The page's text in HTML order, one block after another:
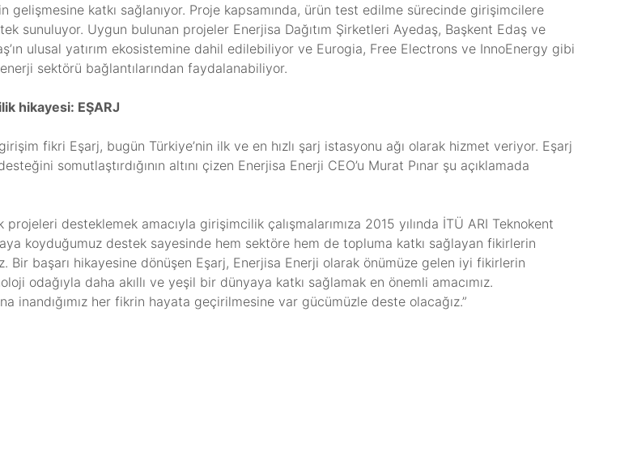
gelişmesine katkı sağlanıyor. Proje kapsamında, ürün test edilme sürecinde girişimcilere
sunuluyor. Uygun bulunan projeler Enerjisa Dağıtım Şirketleri Ayedaş, Başkent Edaş ve
ulusal yatırım ekosistemine dahil edilebiliyor ve Eurogia, Free Electrons ve InnoEnergy gibi
sektörü bağlantılarından faydalanabiliyor.
hikayesi: EŞARJ
fikri Eşarj, bugün Türkiye’nin ilk ve en hızlı şarj istasyonu ağı olarak hizmet veriyor. Eşarj
somutlaştırdığının altını çizen Enerjisa Enerji CEO’u Murat Pınar şu açıklamada
desteklemek amacıyla girişimcilik çalışmalarımıza 2015 yılında İTÜ ARI Teknokent
koyduğumuz destek sayesinde hem sektöre hem de topluma katkı sağlayan fikirlerin
başarı hikayesine dönüşen Eşarj, Enerjisa Enerji olarak önümüze gelen iyi fikirlerin
odağıyla daha akıllı ve yeşil bir dünyaya katkı sağlamak en önemli amacımız.
her fikrin hayata geçirilmesine var gücümüzle deste olacağız.”